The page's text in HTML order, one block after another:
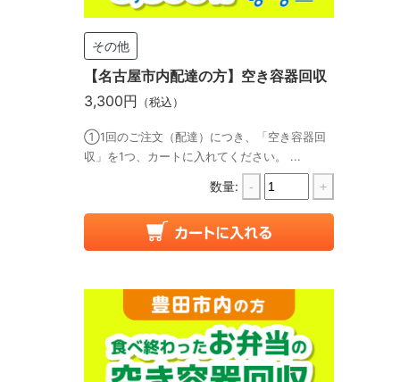
その他
【名古屋市内配達の方】空き容器回収
3,300円
（税込）
①1回のご注文（配達）につき、「空き容器回
収」を1つ、カートに入れてください。 ...
数量: - +